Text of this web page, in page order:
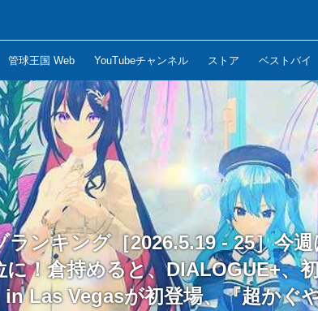
管球王国 Web YouTubeチャンネル ストア ベストバイ
ンキング［2026.5.19 - 25］今
！倉持めると、DIALOGUE+、
Las Vegasが初登場、『超かぐ